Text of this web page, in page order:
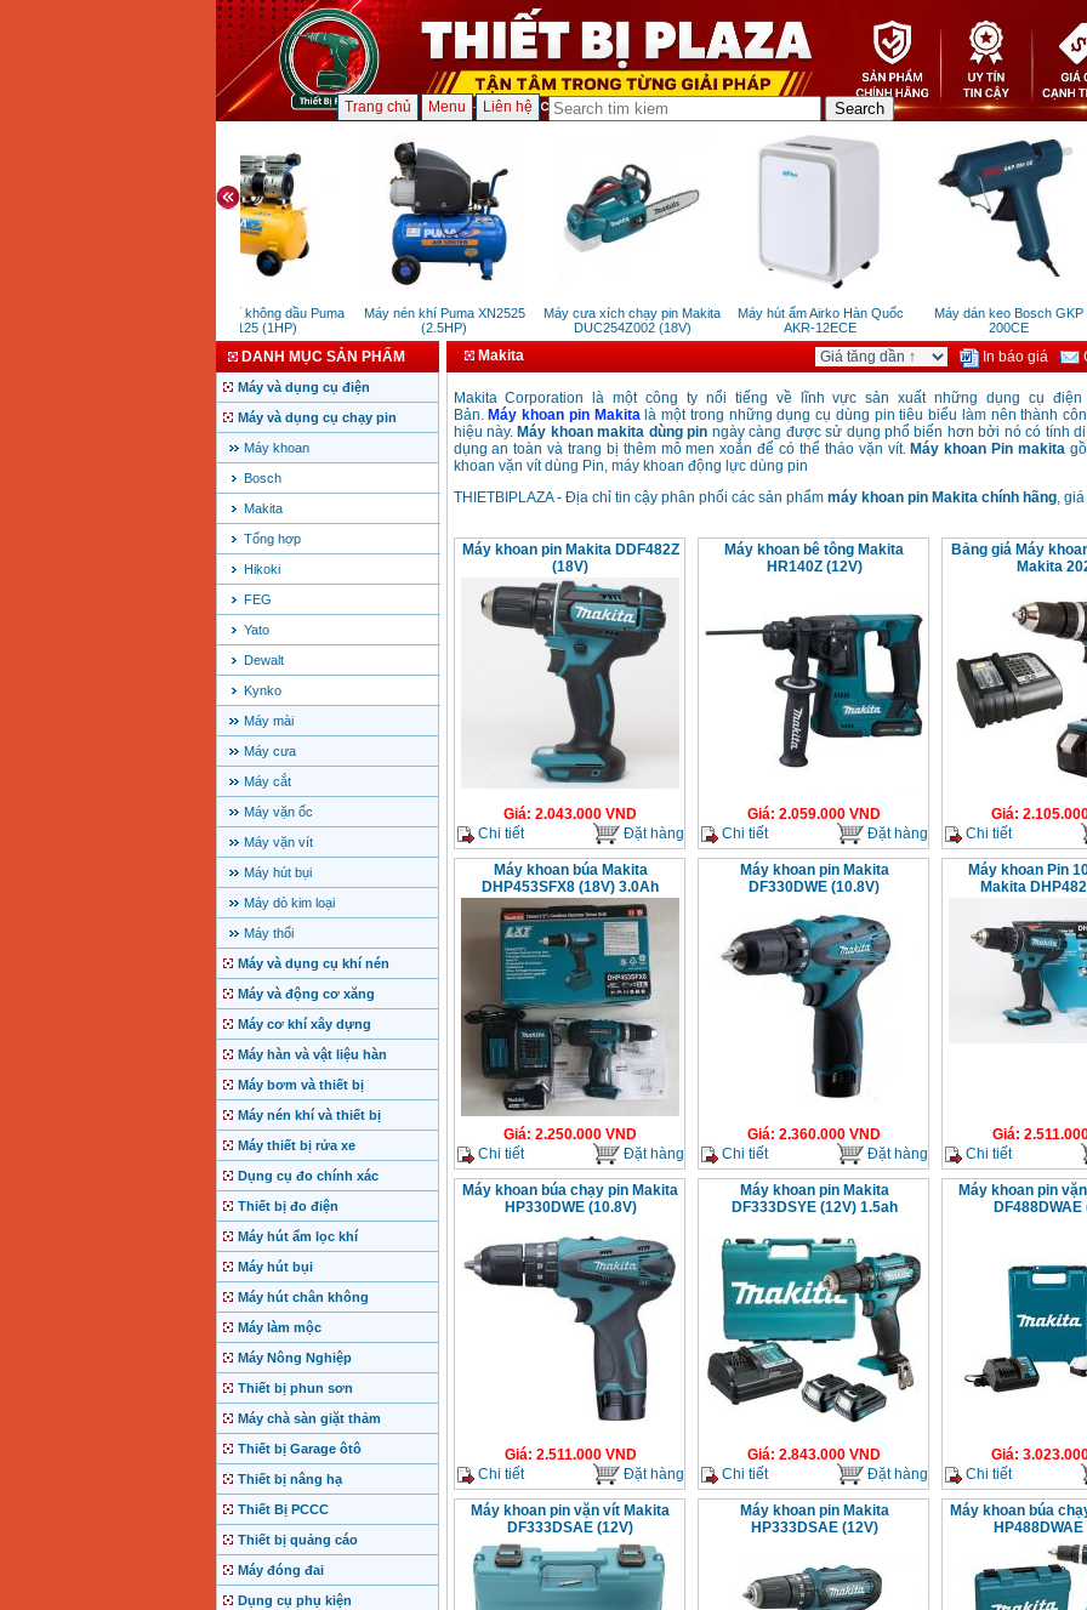
Trang chủ Menu Liên hệ
Máy nén khí không dầu Puma
WE125 (1HP)
Máy nén khí Puma XN2525
(2.5HP)
Máy cưa xích chạy pin Makita
DUC254Z002 (18V)
Máy hút ẩm Airko Hàn Quốc
AKR-12ECE
Máy dán keo Bosch GKP
200CE
DANH MỤC SẢN PHẨM
Máy và dụng cụ điện
Máy và dụng cụ chạy pin
Máy khoan
Bosch
Makita
Tổng hợp
Hikoki
FEG
Yato
Dewalt
Kynko
Máy mài
Máy cưa
Máy cắt
Máy vặn ốc
Máy vặn vít
Máy hút bụi
Máy dò kim loại
Máy thổi
Máy và dụng cụ khí nén
Máy và động cơ xăng
Máy cơ khí xây dựng
Máy hàn và vật liệu hàn
Máy bơm và thiết bị
Máy nén khí và thiết bị
Máy thiết bị rửa xe
Dụng cụ đo chính xác
Thiết bị đo điện
Máy hút ẩm lọc khí
Máy hút bụi
Máy hút chân không
Máy làm mộc
Máy Nông Nghiệp
Thiết bị phun sơn
Máy chà sàn giặt thảm
Thiết bị Garage ôtô
Thiết bị nâng hạ
Thiết Bị PCCC
Thiết bị quảng cáo
Máy đóng đai
Dụng cụ phụ kiện
Makita In báo giá
Makita Corporation là một công ty nổi tiếng về lĩnh vực sản xuất những dụng cụ
Bản. Máy khoan pinMakitalà một trong những dụng cụ dùng pin tiêu biểu làm nên thành
hiệu này. Máy khoanmakita dùng pin ngày càng được sử dụng phổ biến hơn bởi nó có tính
dụng an toàn và trang bị thêm mô men xoắn để có thể tháo vặn vít. Máy khoan Pin makita g
khoan vặn vít dùng Pin, máy khoan động lực dùng pin
THIETBIPLAZA - Địa chỉ tin cậy phân phối các sản phẩm máy khoan pin Makitachính hãng, giá
Máy khoan pin Makita DDF482Z
(18V)
Giá: 2.043.000 VND
Chi tiết
Đặt hàng
Máy khoan bê tông Makita
HR140Z (12V)
Giá: 2.059.000 VND
Chi tiết
Đặt hàng
Bảng giá Máy
Makita
Giá:
Chi tiết
Máy khoan búa Makita
DHP453SFX8 (18V) 3.0Ah
Giá: 2.250.000 VND
Chi tiết
Đặt hàng
Máy khoan pin Makita
DF330DWE (10.8V)
Giá: 2.360.000 VND
Chi tiết
Đặt hàng
Máy khoan Pin
Makita
Giá:
Chi tiết
Máy khoan búa chạy pin Makita
HP330DWE (10.8V)
Giá: 2.511.000VND
Chi tiết
Đặt hàng
Máy khoan pin Makita
DF333DSYE (12V) 1.5ah
Giá: 2.843.000 VND
Chi tiết
Đặt hàng
Máy khoan pin
DF488DWAE
Giá:
Chi tiết
Máy khoan pin vặn vít Makita
DF333DSAE (12V)
Máy khoan pin Makita
HP333DSAE (12V)
Máy khoan búa
HP488DWAE